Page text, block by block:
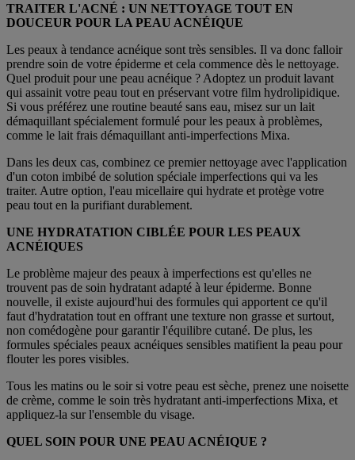
TRAITER L'ACNÉ : UN NETTOYAGE TOUT EN
DOUCEUR POUR LA PEAU ACNÉIQUE
Les peaux à tendance acnéique sont très sensibles. Il va donc falloir
prendre soin de votre épiderme et cela commence dès le nettoyage.
Quel produit pour une peau acnéique ? Adoptez un produit lavant
qui assainit votre peau tout en préservant votre film hydrolipidique.
Si vous préférez une routine beauté sans eau, misez sur un lait
démaquillant spécialement formulé pour les peaux à problèmes,
comme le lait frais démaquillant anti-imperfections Mixa.
Dans les deux cas, combinez ce premier nettoyage avec l'application
d'un coton imbibé de solution spéciale imperfections qui va les
traiter. Autre option, l'eau micellaire qui hydrate et protège votre
peau tout en la purifiant durablement.
UNE HYDRATATION CIBLÉE POUR LES PEAUX
ACNÉIQUES
Le problème majeur des peaux à imperfections est qu'elles ne
trouvent pas de soin hydratant adapté à leur épiderme. Bonne
nouvelle, il existe aujourd'hui des formules qui apportent ce qu'il
faut d'hydratation tout en offrant une texture non grasse et surtout,
non comédogène pour garantir l'équilibre cutané. De plus, les
formules spéciales peaux acnéiques sensibles matifient la peau pour
flouter les pores visibles.
Tous les matins ou le soir si votre peau est sèche, prenez une noisette
de crème, comme le soin très hydratant anti-imperfections Mixa, et
appliquez-la sur l'ensemble du visage.
QUEL SOIN POUR UNE PEAU ACNÉIQUE ?